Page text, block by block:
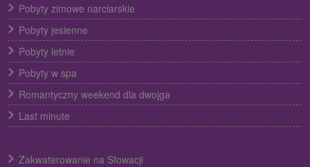
Pobyty zimowe narciarskie
Pobyty jesienne
Pobyty letnie
Pobyty w spa
Romantyczny weekend dla dwojga
Last minute
Zakwaterowanie na Słowacji